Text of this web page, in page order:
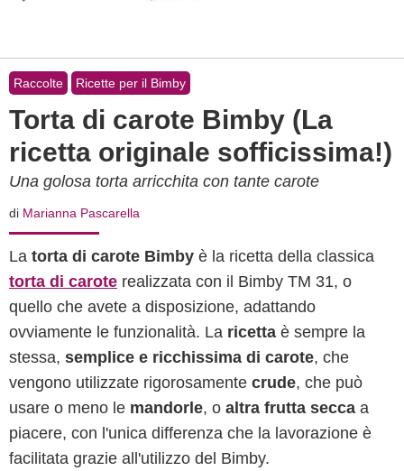
Raccolte Ricette per il Bimby
Torta di carote Bimby (La
ricetta originale sofficissima!)
Una golosa torta arricchita con tante carote
di Marianna Pascarella
La torta di carote Bimby è la ricetta della classica
torta di carote realizzata con il Bimby TM 31, o
quello che avete a disposizione, adattando
ovviamente le funzionalità. La ricetta è sempre la
stessa, semplice e ricchissima di carote, che
vengono utilizzate rigorosamente crude, che può
usare o meno le mandorle, o altra frutta secca a
piacere, con l'unica differenza che la lavorazione è
facilitata grazie all'utilizzo del Bimby.